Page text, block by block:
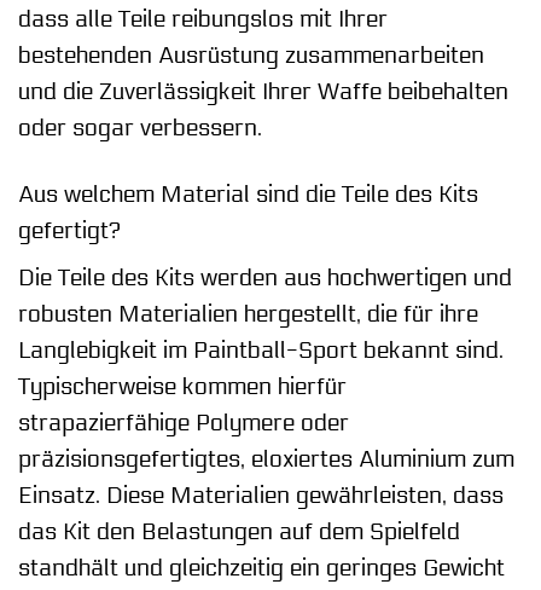
dass alle Teile reibungslos mit Ihrer
bestehenden Ausrüstung zusammenarbeiten
und die Zuverlässigkeit Ihrer Waffe beibehalten
oder sogar verbessern.
Aus welchem Material sind die Teile des Kits
gefertigt?
Die Teile des Kits werden aus hochwertigen und
robusten Materialien hergestellt, die für ihre
Langlebigkeit im Paintball-Sport bekannt sind.
Typischerweise kommen hierfür
strapazierfähige Polymere oder
präzisionsgefertigtes, eloxiertes Aluminium zum
Einsatz. Diese Materialien gewährleisten, dass
das Kit den Belastungen auf dem Spielfeld
standhält und gleichzeitig ein geringes Gewicht